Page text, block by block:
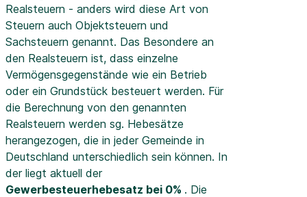
Realsteuern - anders wird diese Art von
Steuern auch Objektsteuern und
Sachsteuern genannt. Das Besondere an
den Realsteuern ist, dass einzelne
Vermögensgegenstände wie ein Betrieb
oder ein Grundstück besteuert werden. Für
die Berechnung von den genannten
Realsteuern werden sg. Hebesätze
herangezogen, die in jeder Gemeinde in
Deutschland unterschiedlich sein können. In
der liegt aktuell der
Gewerbesteuerhebesatz bei 0% . Die